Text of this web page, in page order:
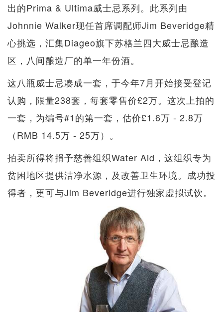
出的Prima & Ultima威士忌系列。此系列由
Johnnie Walker现任首席调配师Jim Beveridge精
心挑选，汇集Diageo旗下苏格兰四大威士忌酿造
区，八间酿造厂的单一年份酒。
这八瓶威士忌凑成一套，于今年7月开始接受登记
认购，限量238套，每套零售价£2万。这次上拍的
一套，为编号#1的第一套，估价£1.6万 - 2.8万
（RMB 14.5万 - 25万）。
拍卖所得将捐予慈善组织Water Aid，这组织专为
贫困地区提供洁净水源，及改善卫生环境。成功投
得者，更可与Jim Beveridge进行独家虚拟试饮。